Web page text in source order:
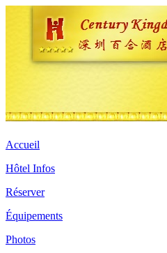
Accueil
Hôtel Infos
Réserver
Équipements
Photos